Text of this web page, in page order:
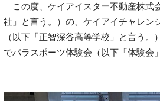
この度、ケイアイスター不動産株式
社」と言う。）の、ケイアイチャレン
（以下「正智深谷高等学校」と言う
でパラスポーツ体験会（以下「体験会